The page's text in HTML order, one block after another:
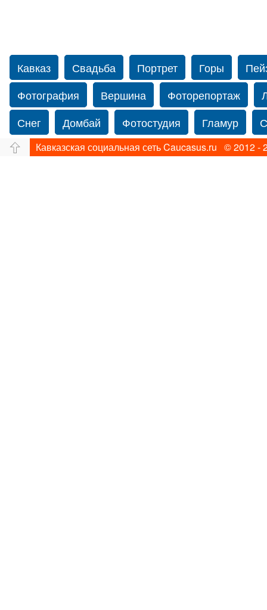
Кавказ Свадьба Портрет Горы
Фотография
Вершина Фоторепортаж
Снег
Домбай Фотостудия Гламур
Путешествие
Перевал Ущелье
Кавказская социальная сеть Caucasus.ru © 2012 -